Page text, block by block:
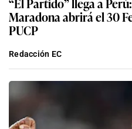
Maradona abrirá el 30
PUCP
Redacción EC